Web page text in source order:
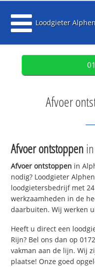
Loodgieter
Afvoer
Afvoer ontstoppen
Afvoer ontstoppen in
nodig? Loodgieter
loodgietersbedrijf met
werkzaamheden in de
daarbuiten. Wij werken
Heeft u direct een
Rijn? Bel ons dan op
vakman aan de lijn. Wij
plaatse! Onze goed